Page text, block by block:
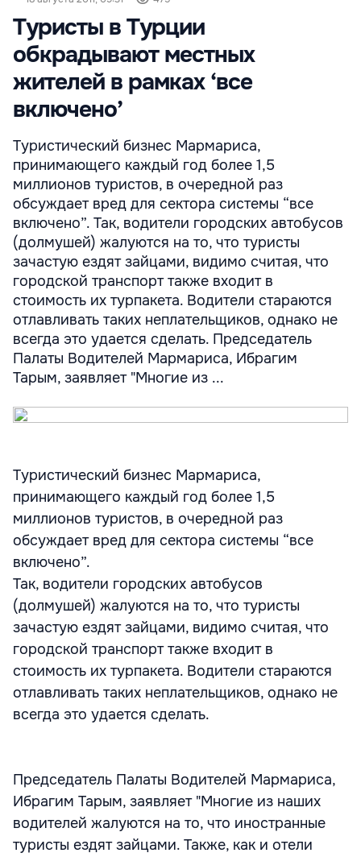
Туристы в Турции
обкрадывают местных
жителей в рамках ‘все
включено’
Туристический бизнес Мармариса,
принимающего каждый год более 1,5
миллионов туристов, в очередной раз
обсуждает вред для сектора системы “все
включено”. Так, водители городских автобусов
(долмушей) жалуются на то, что туристы
зачастую ездят зайцами, видимо считая, что
городской транспорт также входит в
стоимость их турпакета. Водители стараются
отлавливать таких неплательщиков, однако не
всегда это удается сделать. Председатель
Палаты Водителей Мармариса, Ибрагим
Тарым, заявляет "Многие из ...
Туристический бизнес Мармариса,
принимающего каждый год более 1,5
миллионов туристов, в очередной раз
обсуждает вред для сектора системы “все
включено”.
Так, водители городских автобусов
(долмушей) жалуются на то, что туристы
зачастую ездят зайцами, видимо считая, что
городской транспорт также входит в
стоимость их турпакета. Водители стараются
отлавливать таких неплательщиков, однако не
всегда это удается сделать.
Председатель Палаты Водителей Мармариса,
Ибрагим Тарым, заявляет "Многие из наших
водителей жалуются на то, что иностранные
туристы ездят зайцами. Также, как и отели